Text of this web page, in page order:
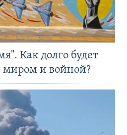
Как долго будет
и войной?